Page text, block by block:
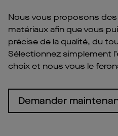
Nous vous proposons
matériaux afin que vous
précise de la qualité, du
Sélectionnez simplement
choix et nous vous le
Demander